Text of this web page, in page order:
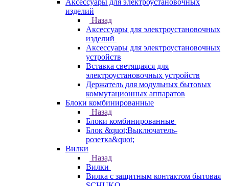
Аксессуары для электроустановочных
изделий
Назад
Аксессуары для электроустановочных
изделий
Аксессуары для электроустановочных
устройств
Вставка светящаяся для
электроустановочных устройств
Держатель для модульных бытовых
коммутационных аппаратов
Блоки комбинированные
Назад
Блоки комбинированные
Блок &quot;Выключатель-
розетка&quot;
Вилки
Назад
Вилки
Вилка с защитным контактом бытовая